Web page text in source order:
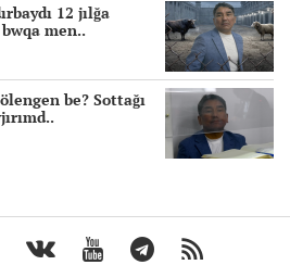
12 jılğa
men..
be? Sottağı